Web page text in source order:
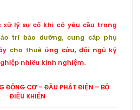
xử lý sự cố khi có yêu cầu trong
trì bảo dưỡng, cung cấp phụ
cho thuê ứng cứu, đội ngũ kỹ
nhiều kinh nghiệm.
ĐỘNG CƠ – ĐẦU PHÁT ĐIỆN – BỘ
ĐIỀU KHIỂN